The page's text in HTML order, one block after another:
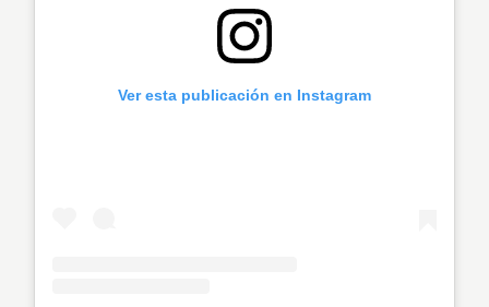
Ver esta publicación en Instagram